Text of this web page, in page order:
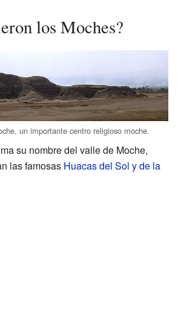
los Moches?
un importante centro religioso moche.
su nombre del valle de Moche,
las famosas Huacas del Sol y de la